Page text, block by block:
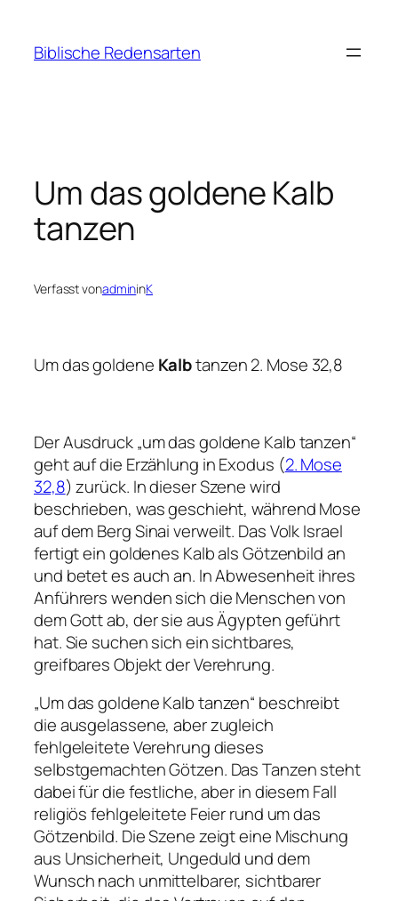
springen
Biblische Redensarten
Um das goldene Kalb
tanzen
Verfasst vonadmininK
Um das goldene Kalbtanzen 2. Mose 32,8
Der Ausdruck „um das goldene Kalb tanzen“
geht auf die Erzählung in Exodus (2. Mose
32,8) zurück. In dieser Szene wird
beschrieben, was geschieht, während Mose
auf dem Berg Sinai verweilt. Das Volk Israel
fertigt ein goldenes Kalb als Götzenbild an
und betet es auch an. In Abwesenheit ihres
Anführers wenden sich die Menschen von
dem Gott ab, der sie aus Ägypten geführt
hat. Sie suchen sich ein sichtbares,
greifbares Objekt der Verehrung.
„Um das goldene Kalb tanzen“ beschreibt
die ausgelassene, aber zugleich
fehlgeleitete Verehrung dieses
selbstgemachten Götzen. Das Tanzen steht
dabei für die festliche, aber in diesem Fall
religiös fehlgeleitete Feier rund um das
Götzenbild. Die Szene zeigt eine Mischung
aus Unsicherheit, Ungeduld und dem
Wunsch nach unmittelbarer, sichtbarer